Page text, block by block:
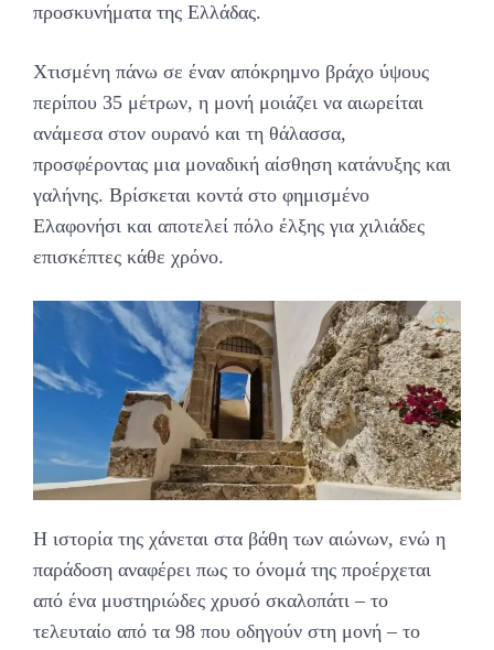
προσκυνήματα της Ελλάδας.
Χτισμένη πάνω σε έναν απόκρημνο βράχο ύψους
περίπου 35 μέτρων, η μονή μοιάζει να αιωρείται
ανάμεσα στον ουρανό και τη θάλασσα,
προσφέροντας μια μοναδική αίσθηση κατάνυξης και
γαλήνης. Βρίσκεται κοντά στο φημισμένο
Ελαφονήσι και αποτελεί πόλο έλξης για χιλιάδες
επισκέπτες κάθε χρόνο.
Η ιστορία της χάνεται στα βάθη των αιώνων, ενώ η
παράδοση αναφέρει πως το όνομά της προέρχεται
από ένα μυστηριώδες χρυσό σκαλοπάτι – το
τελευταίο από τα 98 που οδηγούν στη μονή – το